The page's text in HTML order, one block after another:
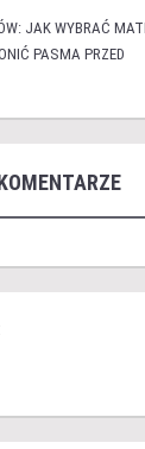
JAK WYBRAĆ
PASMA PRZED